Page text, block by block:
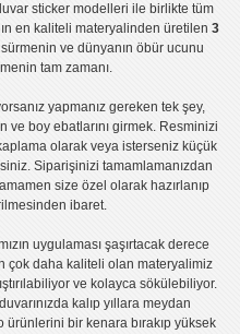
sticker modelleri ile birlikte tüm
en kaliteli materyalinden üretilen 3
sürmenin ve dünyanın öbür ucunu
tam zamanı.
yapmanız gereken tek şey,
boy ebatlarını girmek. Resminizi
olarak veya isterseniz küçük
Siparişinizi tamamlamanızdan
size özel olarak hazırlanıp
ibaret.
uygulamasışaşırtacak derece
çok daha kaliteli olanmateryalimiz
ve kolayca sökülebiliyor.
kalıp yıllara meydan
ürünlerini bir kenara bırakıp yüksek